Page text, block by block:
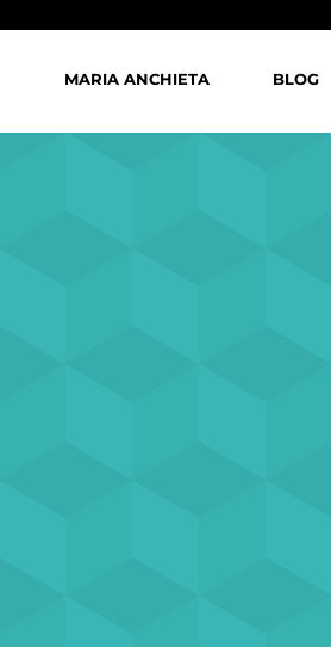
MARIA ANCHIETA BLOG